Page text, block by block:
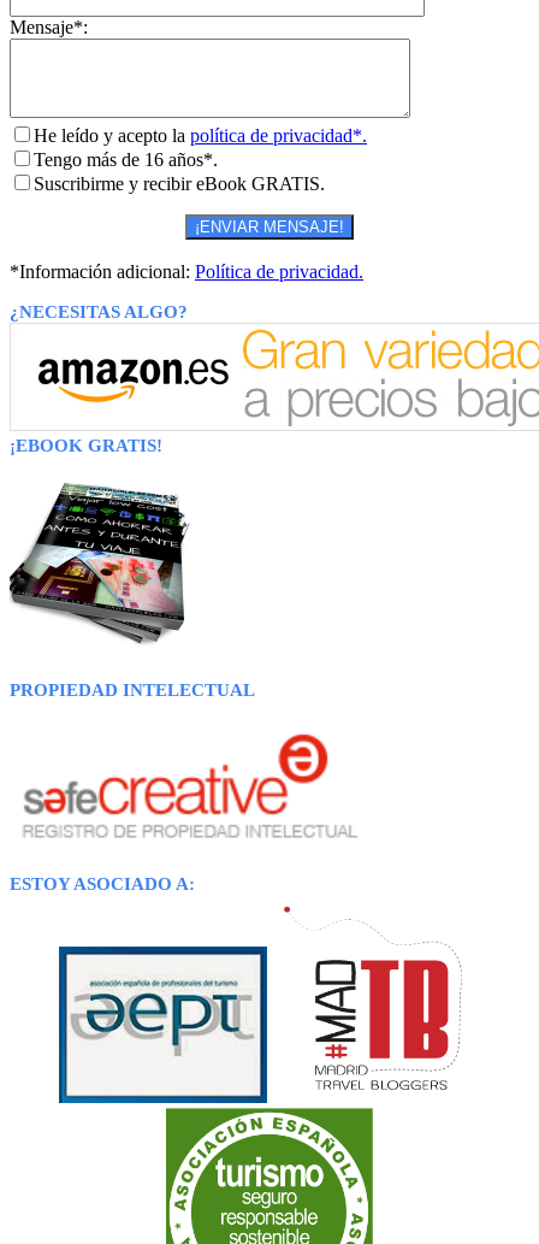
Mensaje*:
He leído y acepto la política de privacidad*.
Tengo más de 16 años*.
Suscribirme y recibir eBook GRATIS.
*Información adicional: Política de privacidad.
¿NECESITAS ALGO?
¡EBOOK GRATIS!
PROPIEDAD INTELECTUAL
ESTOY ASOCIADO A: